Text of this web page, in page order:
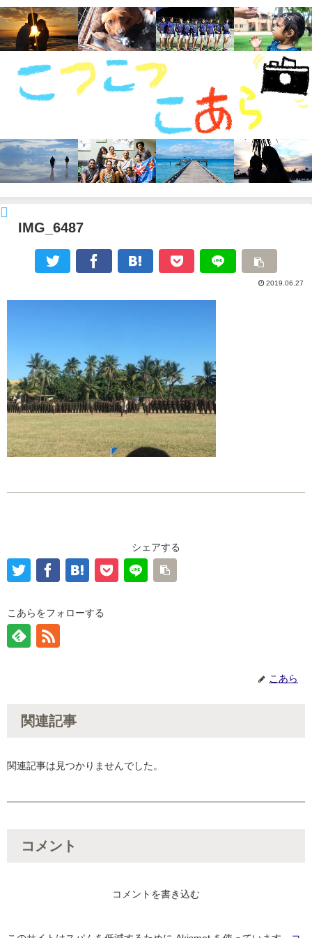
IMG_6487
2019.06.27
シェアする
こあらをフォローする
こあら
関連記事
関連記事は見つかりませんでした。
コメント
コメントを書き込む